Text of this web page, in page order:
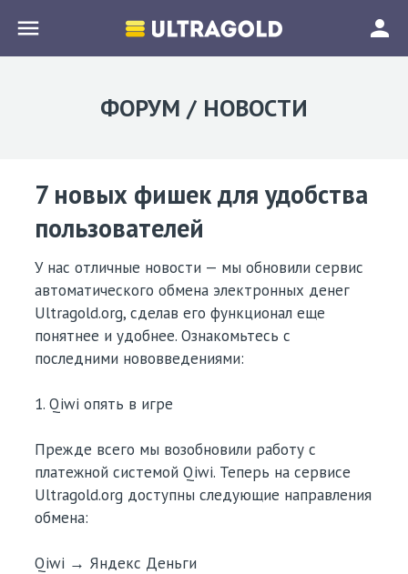
menu person
ФОРУМ / НОВОСТИ
7 новых фишек для удобства
пользователей
У нас отличные новости — мы обновили сервис
автоматического обмена электронных денег
Ultragold.org, сделав его функционал еще
понятнее и удобнее. Ознакомьтесь с
последними нововведениями:
1. Qiwi опять в игре
Прежде всего мы возобновили работу с
платежной системой Qiwi. Теперь на сервисе
Ultragold.org доступны следующие направления
обмена:
Qiwi → Яндекс Деньги